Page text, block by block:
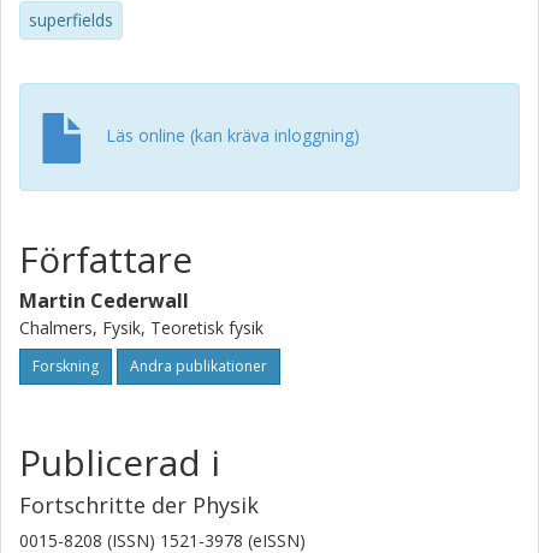
superfields
Läs online (kan kräva inloggning)
Författare
Martin Cederwall
Chalmers, Fysik, Teoretisk fysik
Forskning Andra publikationer
Publicerad i
Fortschritte der Physik
0015-8208 (ISSN) 1521-3978 (eISSN)